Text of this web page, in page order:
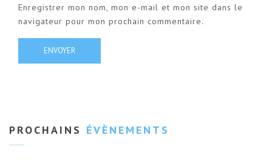
Enregistrer mon nom, mon e-mail et mon site dans le
navigateur pour mon prochain commentaire.
PROCHAINS ÉVÈNEMENTS